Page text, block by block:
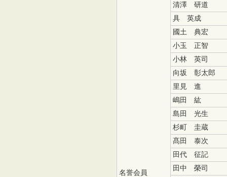
名誉会員
清澤 研道
具 英成
國土 典宏
小玉 正智
小林 英司
向坂 彰太郎
里見 進
嶋田 紘
島田 光生
杉町 圭蔵
髙田 泰次
田代 征記
田中 榮司